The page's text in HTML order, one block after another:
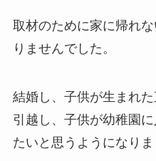
取材のために家に帰れ
りませんでした。
結婚し、子供が生まれ
引越し、子供が幼稚園
たいと思うようになりま